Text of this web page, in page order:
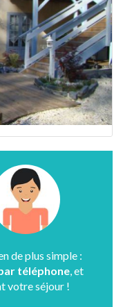
de plus simple :
téléphone , et
votre séjour !